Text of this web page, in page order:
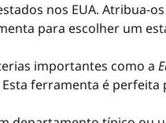
nos EUA. Atribua-
para escolher um
importantes como a
ferramenta é